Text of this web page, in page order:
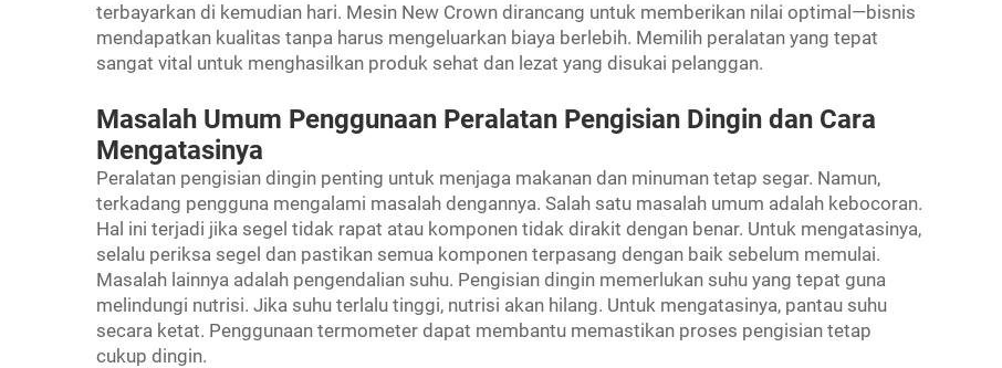
terbayarkan di kemudian hari. Mesin New Crown dirancang untuk memberikan nilai optimal—bisnis
mendapatkan kualitas tanpa harus mengeluarkan biaya berlebih. Memilih peralatan yang tepat
sangat vital untuk menghasilkan produk sehat dan lezat yang disukai pelanggan.
Masalah Umum Penggunaan Peralatan Pengisian Dingin dan Cara
Mengatasinya
Peralatan pengisian dingin penting untuk menjaga makanan dan minuman tetap segar. Namun,
terkadang pengguna mengalami masalah dengannya. Salah satu masalah umum adalah kebocoran.
Hal ini terjadi jika segel tidak rapat atau komponen tidak dirakit dengan benar. Untuk mengatasinya,
selalu periksa segel dan pastikan semua komponen terpasang dengan baik sebelum memulai.
Masalah lainnya adalah pengendalian suhu. Pengisian dingin memerlukan suhu yang tepat guna
melindungi nutrisi. Jika suhu terlalu tinggi, nutrisi akan hilang. Untuk mengatasinya, pantau suhu
secara ketat. Penggunaan termometer dapat membantu memastikan proses pengisian tetap
cukup dingin.